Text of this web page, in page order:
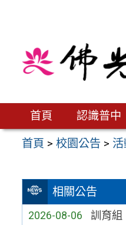
首頁 認識普中
首頁 >校園公告 >
相關公告
2026-08-06 訓育組